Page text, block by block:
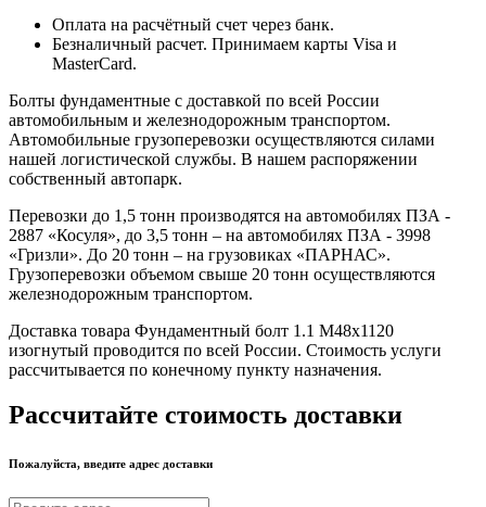
Оплата на расчётный счет через банк.
Безналичный расчет. Принимаем карты Visa и
MasterCard.
Болты фундаментные с доставкой по всей России
автомобильным и железнодорожным транспортом.
Автомобильные грузоперевозки осуществляются силами
нашей логистической службы. В нашем распоряжении
собственный автопарк.
Перевозки до 1,5 тонн производятся на автомобилях ПЗА -
2887 «Косуля», до 3,5 тонн – на автомобилях ПЗА - 3998
«Гризли». До 20 тонн – на грузовиках «ПАРНАС».
Грузоперевозки объемом свыше 20 тонн осуществляются
железнодорожным транспортом.
Доставка товара Фундаментный болт 1.1 М48х1120
изогнутый проводится по всей России. Стоимость услуги
рассчитывается по конечному пункту назначения.
Рассчитайте стоимость доставки
Пожалуйста, введите адрес доставки